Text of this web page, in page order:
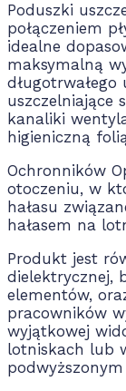
Poduszki
połączeniem
idealne
maksymalną
uszczelniające
kanaliki
higieniczną
Ochronników
otoczeniu, w
hałasu
hałasem na
Produkt jest
dielektrycznej,
elementów,
pracowników
wyjątkowej
lotniskach lub